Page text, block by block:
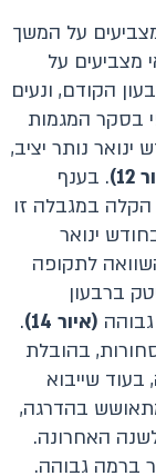
על המשך
מצביעים על
הקודם, ונעים
בסקר המגמות
נותר יציב,
. בענף
במגבלה זו
ינואר
לתקופה
ברבעון
(איור 14)
.
בהובלת
בעוד שייבוא
בהדרגה,
האחרונה.
ברמה גבוהה.